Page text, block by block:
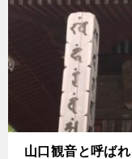
山口観音と呼ば